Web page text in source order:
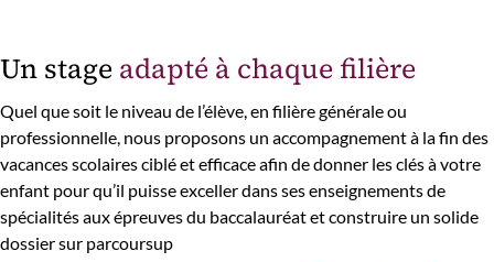
Un stage adapté à chaque filière
Quel que soit le niveau de l’élève, en filière générale ou
professionnelle, nous proposons un accompagnement à la fin des
vacances scolaires ciblé et efficace afin de donner les clés à votre
enfant pour qu’il puisse exceller dans ses enseignements de
spécialités aux épreuves du baccalauréat et construire un solide
dossier sur parcoursup